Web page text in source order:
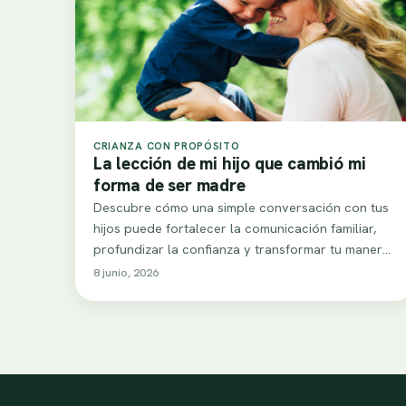
CRIANZA CON PROPÓSITO
La lección de mi hijo que cambió mi
forma de ser madre
Descubre cómo una simple conversación con tus
hijos puede fortalecer la comunicación familiar,
profundizar la confianza y transformar tu manera
de educar.…
8 junio, 2026